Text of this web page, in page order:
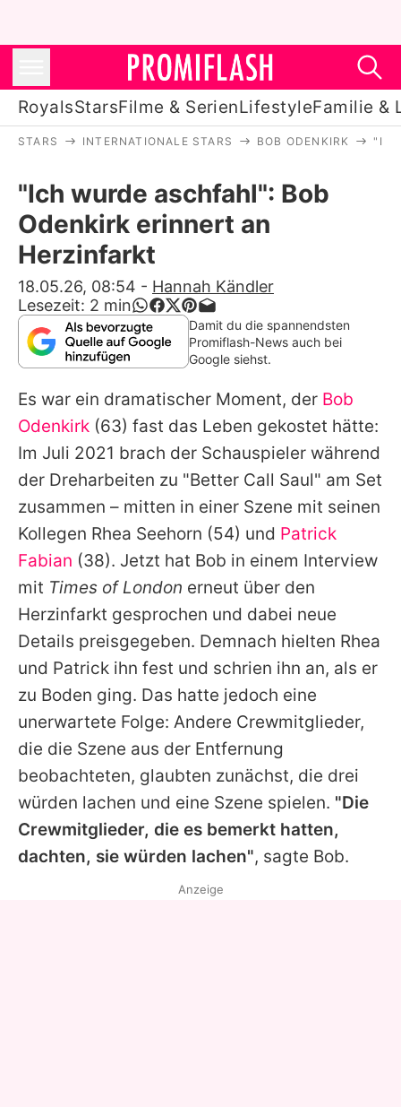
RoyalsStarsFilme & SerienLifestyleFamilie &
Stars
Filme & Serien
Lifestyle
Familie & Liebe
Promiflash Exklusiv
Alle Themen auf Promiflash
Jobs
App runterladen
Team
Redaktionelle Richtlinien
Impressum
Datenschutzerklärung
Utiq verwalten
STARS INTERNATIONALE STARS BOB ODENKIRK
"Ich wurde aschfahl": Bob
Odenkirk erinnert an
Herzinfarkt
18.05.26, 08:54 - Hannah Kändler
Lesezeit: 2 min
Damit du die spannendsten
Promiflash-News auch bei
Google siehst.
Es war ein dramatischer Moment, der Bob
Odenkirk (63) fast das Leben gekostet hätte:
Im Juli 2021 brach der Schauspieler während
der Dreharbeiten zu "Better Call Saul" am Set
zusammen – mitten in einer Szene mit seinen
Kollegen Rhea Seehorn (54) und Patrick
Fabian (38). Jetzt hat Bob in einem Interview
mit Times of London erneut über den
Herzinfarkt gesprochen und dabei neue
Details preisgegeben. Demnach hielten Rhea
und Patrick ihn fest und schrien ihn an, als er
zu Boden ging. Das hatte jedoch eine
unerwartete Folge: Andere Crewmitglieder,
die die Szene aus der Entfernung
beobachteten, glaubten zunächst, die drei
würden lachen und eine Szene spielen. "Die
Crewmitglieder, die es bemerkt hatten,
dachten, sie würden lachen", sagte Bob.
Anzeige